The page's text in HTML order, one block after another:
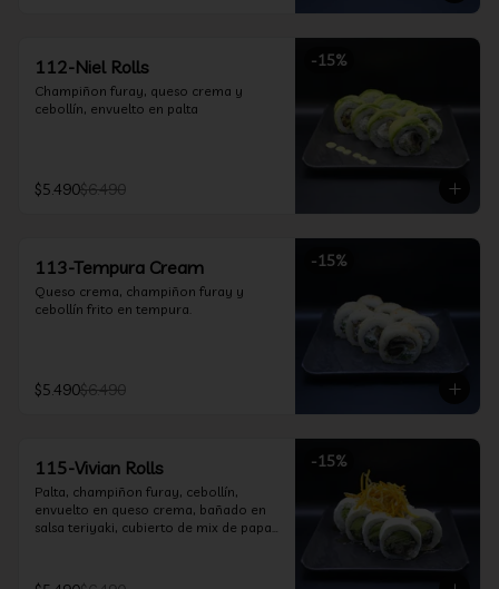
-15%
112-Niel Rolls
Champiñon furay, queso crema y
cebollín, envuelto en palta
$5.490$6.490
-15%
113-Tempura Cream
Queso crema, champiñon furay y
cebollín frito en tempura.
$5.490$6.490
-15%
115-Vivian Rolls
Palta, champiñon furay, cebollín,
envuelto en queso crema, bañado en
salsa teriyaki, cubierto de mix de papas